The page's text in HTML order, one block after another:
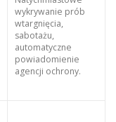
wykrywanie prób
wtargnięcia,
sabotażu,
automatyczne
powiadomienie
agencji ochrony.